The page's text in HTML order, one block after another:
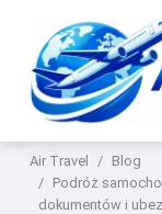
Air Travel
Blog
Podróż
dokumentów i